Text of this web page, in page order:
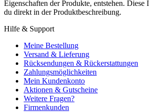
Eigenschaften der Produkte, entstehen. Diese
du direkt in der Produktbeschreibung.
Hilfe & Support
Meine Bestellung
Versand & Lieferung
Rücksendungen & Rückerstattungen
Zahlungsmöglichkeiten
Mein Kundenkonto
Aktionen & Gutscheine
Weitere Fragen?
Firmenkunden